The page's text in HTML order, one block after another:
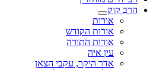
הרב קוק
אורות
אורות הקודש
אורות התורה
עין איה
אדר היקר, עקבי הצאן